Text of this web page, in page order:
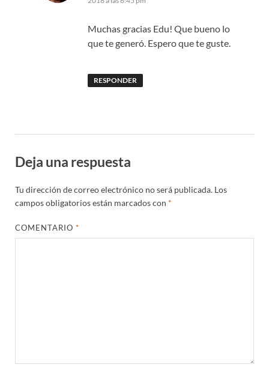
Muchas gracias Edu! Que bueno lo
que te generó. Espero que te guste.
RESPONDER
Deja una respuesta
Tu dirección de correo electrónico no será publicada. Los
campos obligatorios están marcados con *
COMENTARIO*